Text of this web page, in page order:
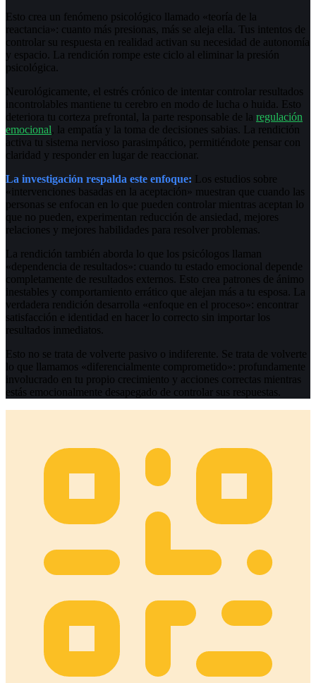
Esto crea un fenómeno psicológico llamado «teoría de la
reactancia»: cuanto más presionas, más se aleja ella. Tus intentos de
controlar su respuesta en realidad activan su necesidad de autonomía
y espacio. La rendición rompe este ciclo al eliminar la presión
psicológica.
Neurológicamente, el estrés crónico de intentar controlar resultados
incontrolables mantiene tu cerebro en modo de lucha o huida. Esto
deteriora tu corteza prefrontal, la parte responsable de la regulación
emocional, la empatía y la toma de decisiones sabias. La rendición
activa tu sistema nervioso parasimpático, permitiéndote pensar con
claridad y responder en lugar de reaccionar.
La investigación respalda este enfoque: Los estudios sobre
«intervenciones basadas en la aceptación» muestran que cuando las
personas se enfocan en lo que pueden controlar mientras aceptan lo
que no pueden, experimentan reducción de ansiedad, mejores
relaciones y mejores habilidades para resolver problemas.
La rendición también aborda lo que los psicólogos llaman
«dependencia de resultados»: cuando tu estado emocional depende
completamente de resultados externos. Esto crea patrones de ánimo
inestables y comportamiento errático que alejan más a tu esposa. La
verdadera rendición desarrolla «enfoque en el proceso»: encontrar
satisfacción e identidad en hacer lo correcto sin importar los
resultados inmediatos.
Esto no se trata de volverte pasivo o indiferente. Se trata de volverte
lo que llamamos «diferencialmente comprometido»: profundamente
involucrado en tu propio crecimiento y acciones correctas mientras
estás emocionalmente desapegado de controlar sus respuestas.